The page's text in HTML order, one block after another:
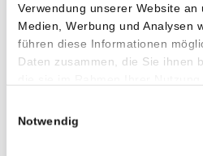
Verwendung unserer Website
Medien, Werbung und Analysen
führen diese Informationen
Daten zusammen, die Sie ihnen
Notwendig
verschillende
Hätte investiert In
$